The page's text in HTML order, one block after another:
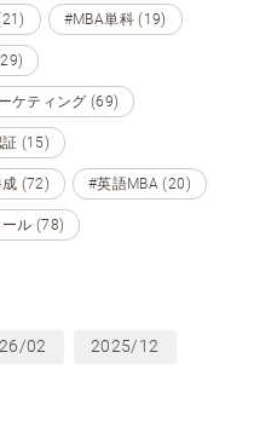
#MBA単科 (19)
ケティング (69)
(15)
(72) #英語MBA (20)
ル (78)
02 2025/12